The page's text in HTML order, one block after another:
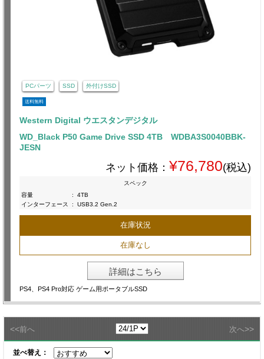
PCパーツ SSD 外付けSSD
送料無料
Western Digital ウエスタンデジタル
WD_Black P50 Game Drive SSD 4TB WDBA3S0040BBK-
JESN
ネット価格： ¥76,780(税込)
スペック
容量
:
4TB
インターフェース
: USB3.2 Gen.2
在庫状況
在庫なし
詳細はこちら
PS4、PS4 Pro対応 ゲーム用ポータブルSSD
<<前へ 次へ>>
並べ替え：